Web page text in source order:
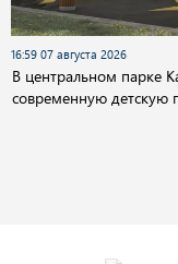
16:59 07 августа 2026
В центральном парке
современную детскую